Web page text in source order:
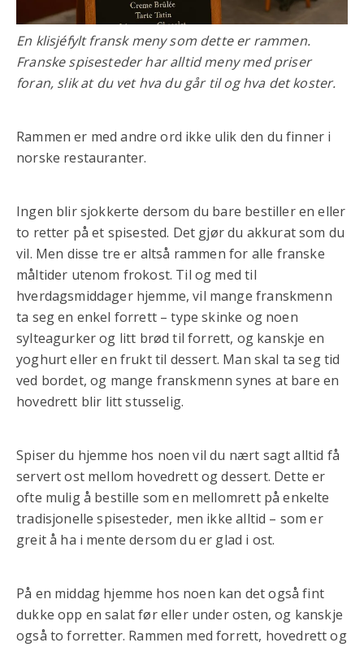
En klisjéfylt fransk meny som dette er rammen.
Franske spisesteder har alltid menymed priser
foran, slik at du vet hva du går til og hva det koster.
Rammen er med andre ord ikke ulik den du finner i
norske restauranter.
Ingen blir sjokkerte dersom du bare bestiller en eller
to retter på et spisested. Det gjør du akkurat som du
vil. Men disse tre er altså rammen for alle franske
måltider utenom frokost. Til og med til
hverdagsmiddager hjemme, vil mange franskmenn
ta seg en enkel forrett – type skinke og noen
sylteagurker og litt brød til forrett, og kanskje en
yoghurt eller en frukt til dessert. Man skal ta seg tid
ved bordet, og mange franskmenn synes at bare en
hovedrett blir litt stusselig.
Spiser du hjemme hos noen vil du nært sagt alltid få
servert ost mellom hovedrett og dessert. Dette er
ofte mulig å bestille som en mellomrett på enkelte
tradisjonelle spisesteder, men ikke alltid – som er
greit å ha i mente dersom du er glad i ost.
På en middag hjemme hos noen kan det også fint
dukke opp en salat før eller under osten, og kanskje
også to forretter. Rammen med forrett, hovedrett og